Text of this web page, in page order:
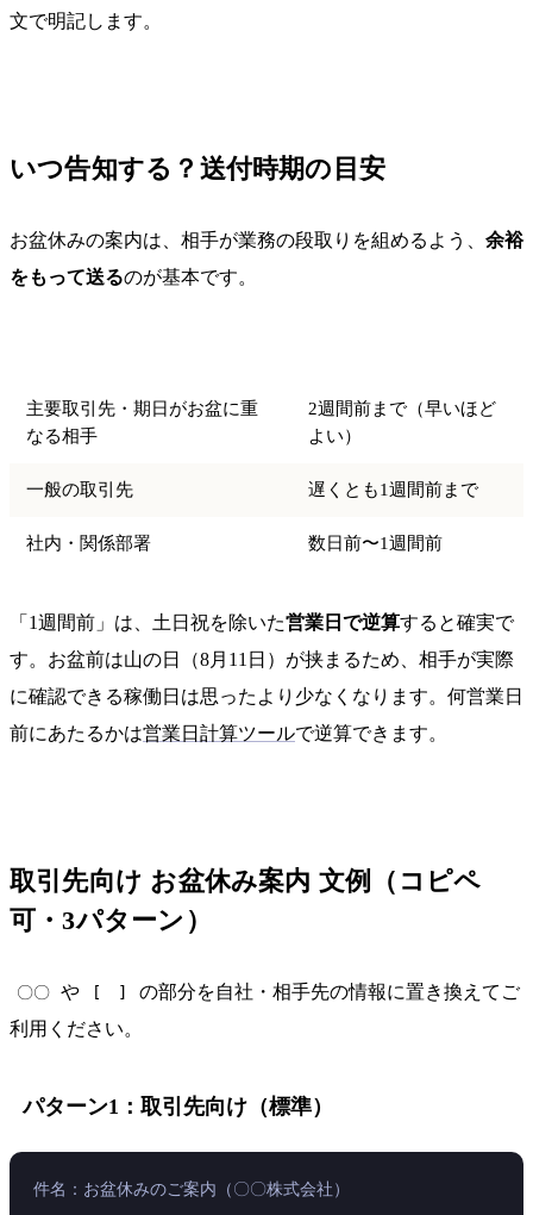
文で明記します。
いつ告知する？送付時期の目安
お盆休みの案内は、相手が業務の段取りを組めるよう、 余裕
をもって送るのが基本です。
主要取引先・期日がお盆に重
なる相手
2週間前まで（早いほど
よい）
一般の取引先 遅くとも1週間前まで
社内・関係部署 数日前〜1週間前
「1週間前」は、土日祝を除いた営業日で逆算すると確実で
す。お盆前は山の日（8月11日）が挟まるため、相手が実際
に確認できる稼働日は思ったより少なくなります。何営業日
前にあたるかは営業日計算ツールで逆算できます。
取引先向け お盆休み案内 文例（コピペ
可・3パターン）
〇〇 や [ ]
の部分を自社・相手先の情報に置き換えてご
利用ください。
パターン1：取引先向け（標準）
件名：お盆休みのご案内（〇〇株式会社）